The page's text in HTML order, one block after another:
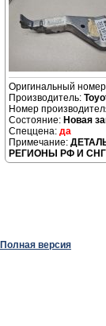
Производитель:
Номер
Новая
да
РЕГИОНЫ РФ И
Полная версия